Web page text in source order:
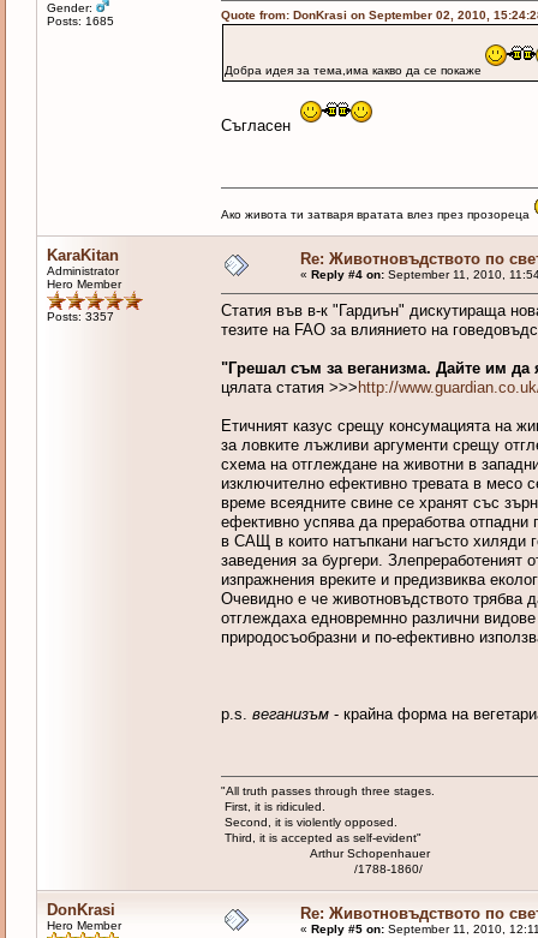
Gender:
Posts: 1685
Quote from: DonKrasi on September 02, 2010,
Добра идея за тема,има какво да се покаже
Съгласен
Ако живота ти затваря вратата влез през прозореца
KaraKitan
Administrator
Hero Member
Posts: 3357
Re: Животновъдството по
« Reply #4 on:September 11, 2010,
Статия във в-к "Гардиън" дискутираща
тезите на FAO за влиянието на
"Грешал съм за веганизма. Дайте им
цялата статия >>> http://
Етичният казус срещу консумацията на
за ловките лъжливи аргументи срещу
схема на отглеждане на животни в
изключително ефективно тревата в месо
време всеядните свине се хранят със
ефективно успява да преработва отпадни
в САЩ в които натъпкани нагъсто хиляди
заведения за бургери. Злепреработеният
изпражнения вреките и предизвиква
Очевидно е че животновъдството трябва
отглеждаха едновремнно различни
природосъобразни и по-ефективно
p.s. веганизъм- крайна форма на
"All truth passes through three stages.
First, it is ridiculed.
Second, it is violently opposed.
Third, it is accepted as self-evident"
Arthur Schopenhauer
/1788-1860/
DonKrasi
Hero Member
Re: Животновъдството по
« Reply #5 on:September 11, 2010,